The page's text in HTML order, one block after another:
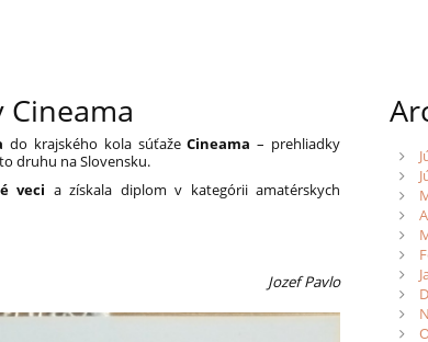
do krajského kola súťažeCineama – prehliadky
druhu na Slovensku.
veci a získala diplom v kategórii amatérskych
Jozef Pavlo